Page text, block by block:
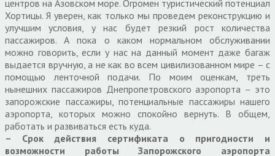
центров на Азовском море. Огромен туристический потенциал
Хортицы. Я уверен, как только мы проведем реконструкцию и
улучшим условия, у нас будет резкий рост количества
пассажиров. А пока о каком нормальном обслуживании
можно говорить, если у нас на данный момент даже багаж
выдается вручную, а не как во всем цивилизованном мире – с
помощью ленточной подачи. По моим оценкам, треть
нынешних пассажиров Днепропетровского аэропорта – это
запорожские пассажиры, потенциальные пассажиры нашего
аэропорта, которых можно спокойно вернуть. В общем,
работать и развиваться есть куда.
– Срок действия сертификата о пригодности и
возможности работы Запорожского аэропорта